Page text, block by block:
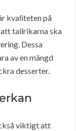
kvaliteten på
tallrikarna ska
Dessa
av en mängd
desserter.
viktigt att